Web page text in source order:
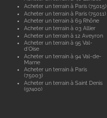
Acheter un terrain à Paris (75015)
Acheter un terrain à Paris (75011)
Acheter un terrain à 69 Rhône
Acheter un terrain à 03 Allier
Acheter un terrain à 12 Aveyron
Acheter un terrain à 95 Val-
d'Oise
Acheter un terrain à 94 Val-de-
Marne
Acheter un terrain à Paris
(75003)
Acheter un terrain à Saint Denis
(97400)